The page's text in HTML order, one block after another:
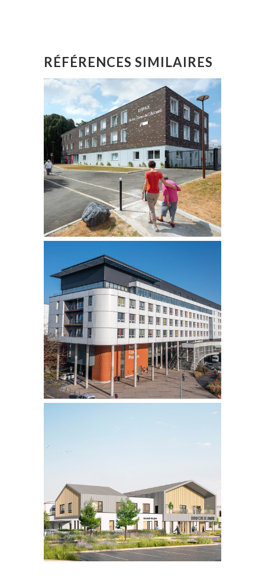
RÉFÉRENCES SIMILAIRES
NOTRE DAME DE L’ACCUEIL
RECONSTRUCTION DE L’EHPAD
LILLE | 59
INSTITUT COEUR POUMON
RESTRUCTURATION &
EXTENSION
LILLE | 59
SUR LE SITE DU CH
LES SABLES D’OLONNE | 85